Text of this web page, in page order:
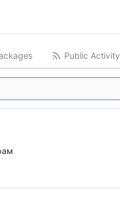
Public Activity